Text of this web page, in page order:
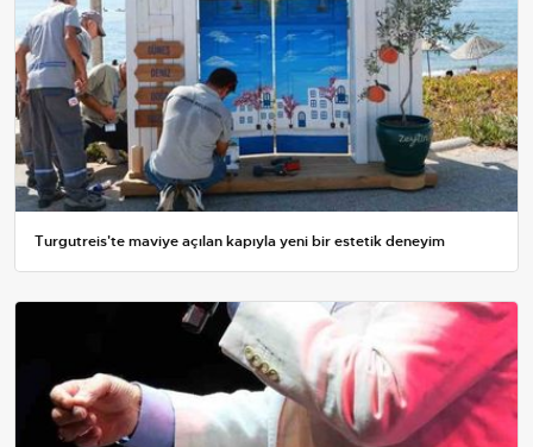
Turgutreis'te maviye açılan kapıyla yeni bir estetik deneyim